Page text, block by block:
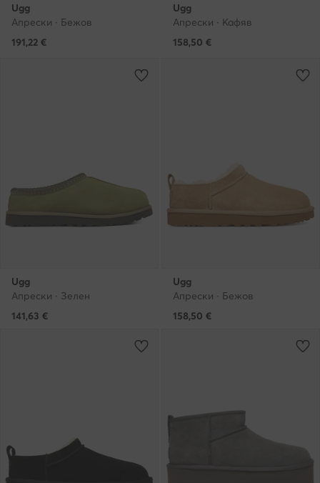
Ugg
Апрески · Бежов
191,22 €
Ugg
Апрески · Кафяв
158,50 €
Ugg
Апрески · Зелен
141,63 €
Ugg
Апрески · Бежов
158,50 €